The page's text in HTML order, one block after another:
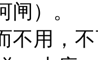
闸）。
不用，